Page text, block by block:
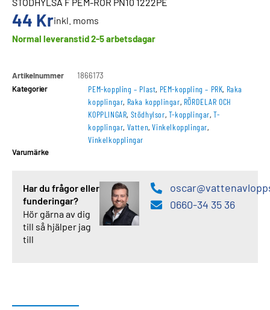
44 Krinkl. moms
Normal leveranstid 2-5 arbetsdagar
Artikelnummer
1866173
Kategorier
PEM-koppling – Plast, PEM-koppling – PRK, Raka
kopplingar, Raka kopplingar, RÖRDELAR OCH
KOPPLINGAR, Stödhylsor, T-kopplingar,T-
kopplingar, Vatten,Vinkelkopplingar,
Vinkelkopplingar
Varumärke
Har du frågor eller
funderingar?
Hör gärna av dig
till så hjälper jag
till
0660-34 35 36